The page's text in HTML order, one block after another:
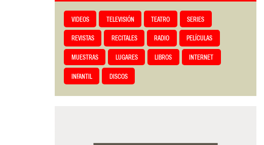
VIDEOS TELEVISIÓN TEATRO SERIES
REVISTAS RECITALES RADIO PELÍCULAS
MUESTRAS LUGARES LIBROS INTERNET
INFANTIL DISCOS